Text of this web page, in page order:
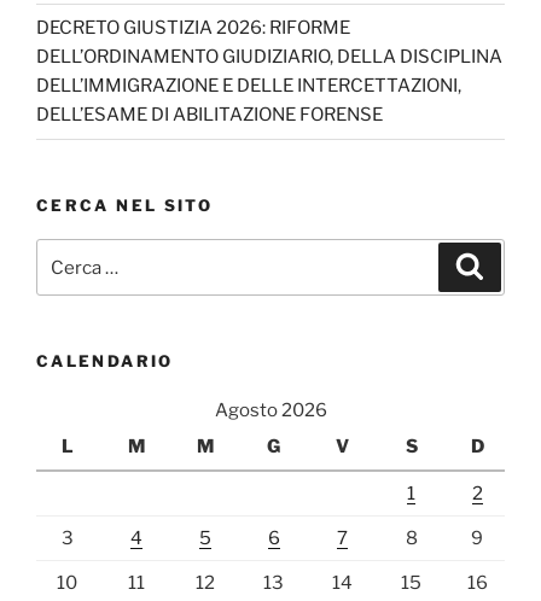
DECRETO GIUSTIZIA 2026: RIFORME
DELL’ORDINAMENTO GIUDIZIARIO, DELLA DISCIPLINA
DELL’IMMIGRAZIONE E DELLE INTERCETTAZIONI,
DELL’ESAME DI ABILITAZIONE FORENSE
CERCA NEL SITO
CALENDARIO
Agosto 2026
L
M M G V S D
1 2
3 4 5 6 7 8 9
10 11 12 13 14 15 16